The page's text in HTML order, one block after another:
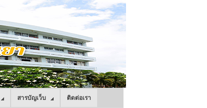
สารบัญเว็บ ติดต่อเรา